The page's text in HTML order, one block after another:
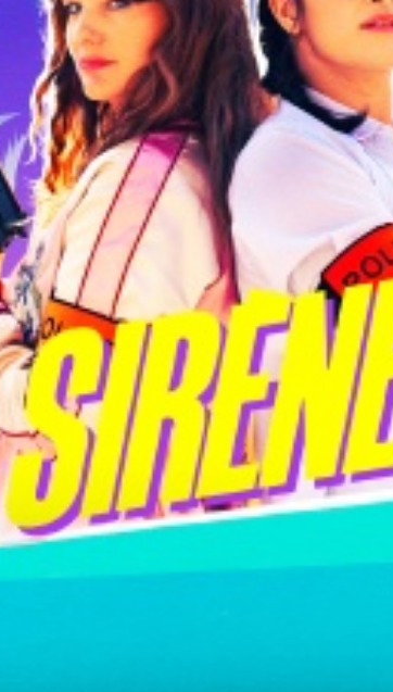
haute définition. Parmi les ajouts marquants de
sur OCS.
Festival et « Interstellar » sur CINE+ Frisson.
diversité adaptée à tous les profils de
richesse incomparable en replay, avec le meilleur
soigneusement sélectionnées.
Plus mise sur des productions récentes et des
plusieurs jours après leur diffusion